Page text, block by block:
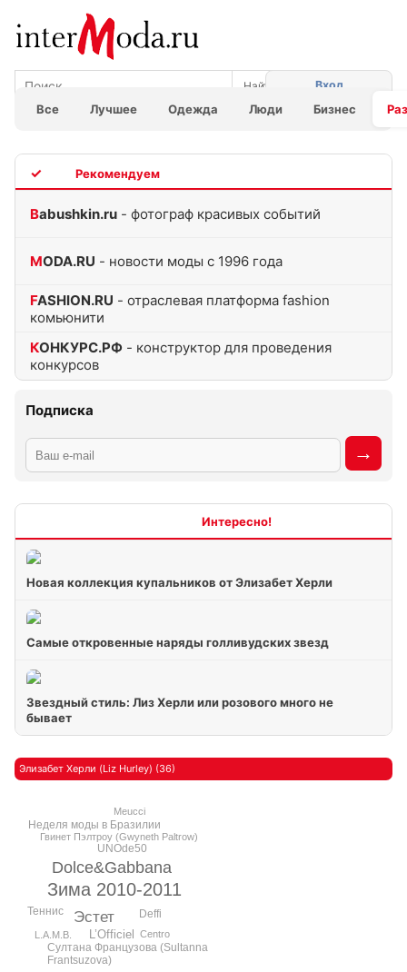
Все Лучшее Одежда Люди Бизнес
Вход
Babushkin.ru - фотограф красивых событий
MODA.RU - новости моды с 1996 года
FASHION.RU - отраслевая платформа fashion
комьюнити
КОНКУРС.РФ - конструктор для проведения
конкурсов
Подписка
Новая коллекция купальников от Элизабет Херли
Самые откровенные наряды голливудских звезд
Звездный стиль: Лиз Херли или розового много не
бывает
Элизабет Херли (Liz Hurley) (36)
Зима 2010-2011
Dolce&Gabbana
Эстет
L’Officiel
UNOde50
Deffi
Султана Французова (Sultanna
Frantsuzova)
Неделя моды в Бразилии
Теннис
Гвинет Пэлтроу (Gwyneth Paltrow)
L.A.M.B. Centro
Meucci